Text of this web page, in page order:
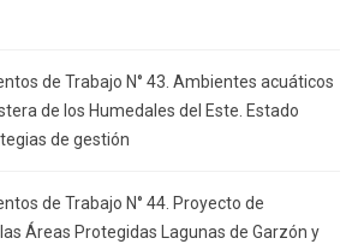
de Trabajo N° 43. Ambientes acuáticos
de los Humedales del Este. Estado
de gestión
de Trabajo N° 44. Proyecto de
Áreas Protegidas Lagunas de Garzón y